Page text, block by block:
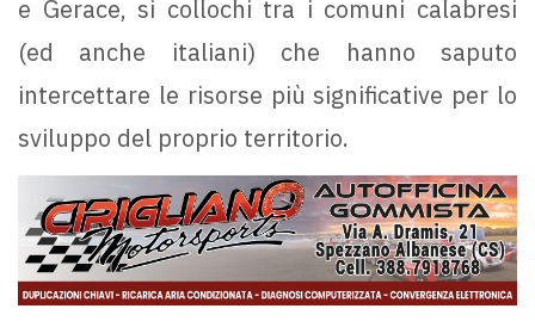
e Gerace, si collochi tra i comuni calabresi
(ed anche italiani) che hanno saputo
intercettare le risorse più significative per lo
sviluppo del proprio territorio.